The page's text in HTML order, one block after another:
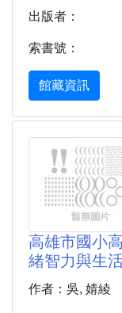
出版者：
索書號：
館藏資訊
高雄市國小
緒智力與生
作者：吳, 婧綾